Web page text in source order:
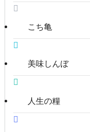
こち亀
美味しんぼ
人生の糧